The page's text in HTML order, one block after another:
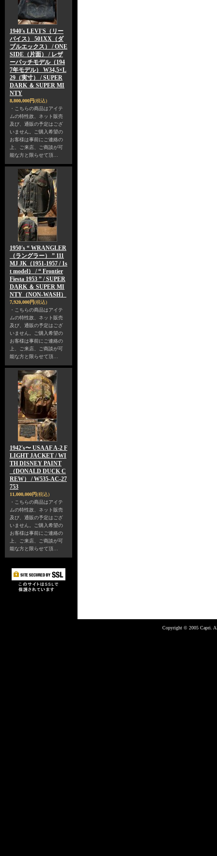
1940's LEVI'S（リー
バイス） 501XX（ダ
ブルエックス） / ONE
SIDE（片面） / レザ
ーパッチモデル（194
7年モデル） W34,5×L
29（実寸） / SUPER
DARK ＆ SUPER MI
NTY
8,800,000円(税込)
・こちらの商品はアイテ
ムの特性故、ネット販売
及び、通販の予定はござ
いません。ご購入希望の
お客様は事前にご連絡の
上、ご来店、ご商談が可
能な方と限らせて頂…
1950's “ WRANGLER
（ラングラー） ” 111
MJ JK（1951-1957 / 1s
t model） / “ Frontier
Fiesta 1953 ” / SUPER
DARK ＆ SUPER MI
NTY（NON-WASH）
7,920,000円(税込)
・こちらの商品はアイテ
ムの特性故、ネット販売
及び、通販の予定はござ
いません。ご購入希望の
お客様は事前にご連絡の
上、ご来店、ご商談が可
能な方と限らせて頂…
1942's〜 USAAF A-2 F
LIGHT JACKET / WI
TH DISNEY PAINT
（DONALD DUCK C
REW） / W535-AC-27
753
11,000,000円(税込)
・こちらの商品はアイテ
ムの特性故、ネット販売
及び、通販の予定はござ
いません。ご購入希望の
お客様は事前にご連絡の
上、ご来店、ご商談が可
能な方と限らせて頂…
Copyright © 2005 Capri.